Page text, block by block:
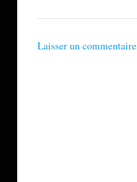
Laisser un commentaire